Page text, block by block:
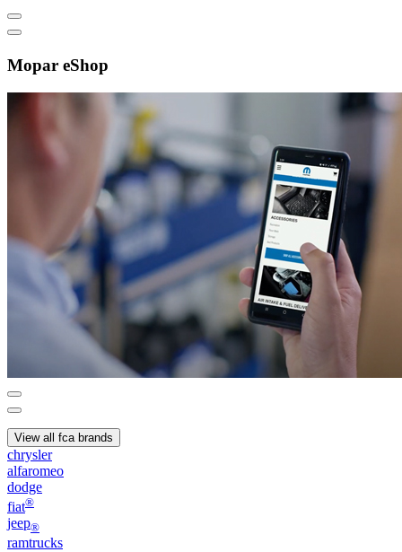
Mopar eShop
View all fca brands
chrysler
alfaromeo
dodge
fiat®
jeep®
ramtrucks